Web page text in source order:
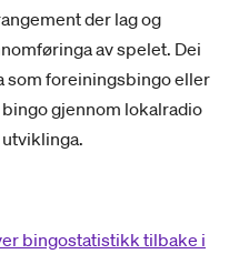
der lag og
av spelet. Dei
som foreiningsbingo eller
gjennom lokalradio
bingostatistikk tilbake i